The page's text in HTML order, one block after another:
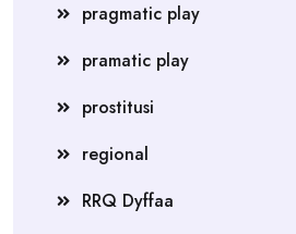
pragmatic play
pramatic play
prostitusi
regional
RRQ Dyffaa